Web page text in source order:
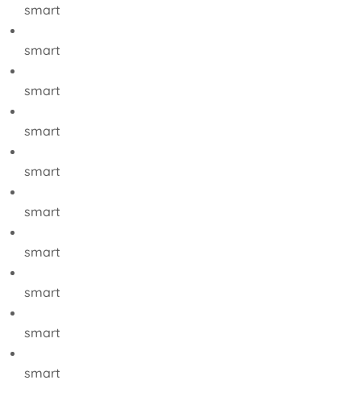
smart
smart
smart
smart
smart
smart
smart
smart
smart
smart